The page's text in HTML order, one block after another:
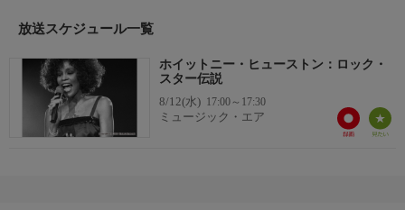
放送スケジュール一覧
ホイットニー・ヒューストン：ロック・
スター伝説
8/12(水) 17:00～17:30
ミュージック・エア